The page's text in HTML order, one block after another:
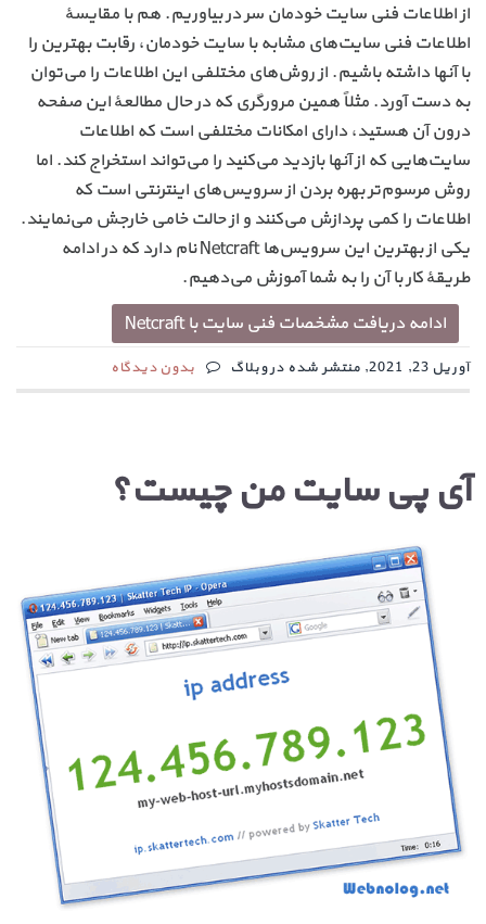
از اطلاعات فنی سایت خودمان سر در بیاوریم. هم با مقایسهٔ
اطلاعات فنی سایت‌های مشابه با سایت خودمان، رقابت بهترین را
با آنها داشته باشیم. از روش‌های مختلفی این اطلاعات را می‌توان
به دست آورد. مثلاً همین مرورگری که در حال مطالعهٔ این صفحه
درون آن هستید، دارای امکانات مختلفی است که اطلاعات
سایت‌هایی که از آنها بازدید می‌کنید را می‌تواند استخراج کند. اما
روش مرسوم‌تر بهره بردن از سرویس‌های اینترنتی است که
اطلاعات را کمی پردازش می‌کنند و از حالت خامی خارجش می‌نمایند.
یکی از بهترین این سرویس‌ها Netcraft نام دارد که در ادامه
طریقهٔ کار با آن را به شما آموزش می‌دهیم.
ادامه دریافت مشخصات فنی سایت با Netcraft
آوریل 23, 2021, منتشر شده در وبلاگ بدون دیدگاه
آی پی سایت من چیست؟